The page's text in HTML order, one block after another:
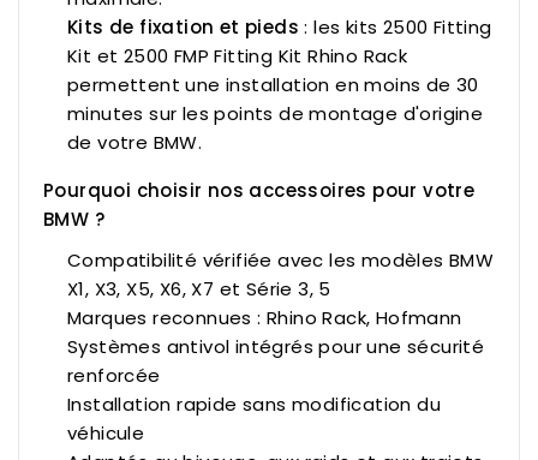
Kits de fixation et pieds : les kits 2500 Fitting
Kit et 2500 FMP Fitting Kit Rhino Rack
permettent une installation en moins de 30
minutes sur les points de montage d'origine
de votre BMW.
Pourquoi choisir nos accessoires pour votre
BMW ?
Compatibilité vérifiée avec les modèles BMW
X1, X3, X5, X6, X7 et Série 3, 5
Marques reconnues : Rhino Rack, Hofmann
Systèmes antivol intégrés pour une sécurité
renforcée
Installation rapide sans modification du
véhicule